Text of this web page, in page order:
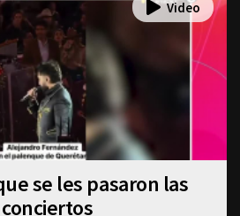
se les pasaron las